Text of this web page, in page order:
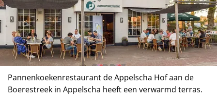
Pannenkoekenrestaurant de Appelscha Hof aan de
Boerestreek in Appelscha heeft een verwarmd terras.